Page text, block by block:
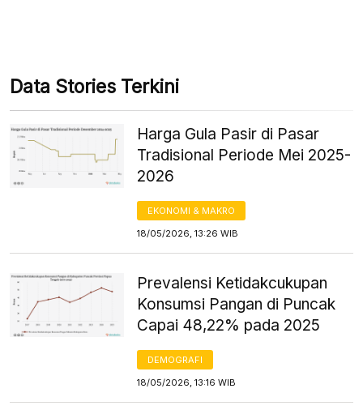
Data Stories Terkini
Harga Gula Pasir di Pasar
Tradisional Periode Mei 2025-
2026
EKONOMI & MAKRO
18/05/2026, 13:26 WIB
Prevalensi Ketidakcukupan
Konsumsi Pangan di Puncak
Capai 48,22% pada 2025
DEMOGRAFI
18/05/2026, 13:16 WIB